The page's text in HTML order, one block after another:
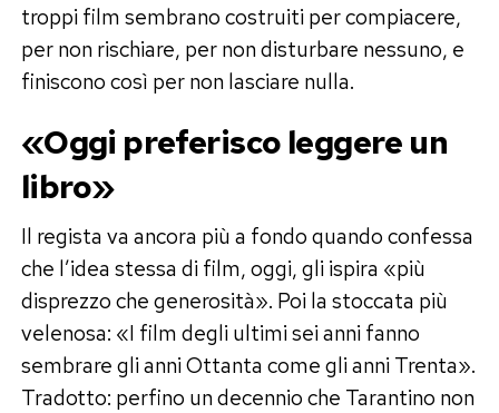
troppi film sembrano costruiti per compiacere,
per non rischiare, per non disturbare nessuno, e
finiscono così per non lasciare nulla.
«Oggi preferisco leggere un
libro»
Il regista va ancora più a fondo quando confessa
che l’idea stessa di film, oggi, gli ispira «più
disprezzo che generosità». Poi la stoccata più
velenosa: «I film degli ultimi sei anni fanno
sembrare gli anni Ottanta come gli anni Trenta».
Tradotto: perfino un decennio che Tarantino non